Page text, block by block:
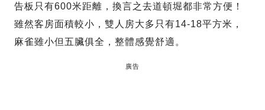
告板只有600米距離，換言之去道頓堀都非常方便！
雖然客房面積較小，雙人房大多只有14-18平方米，
麻雀雖小但五臟俱全，整體感覺舒適。
廣告